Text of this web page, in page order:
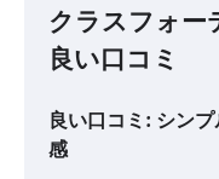
クラスフォー
良い口コミ
良い口コミ: シン
感